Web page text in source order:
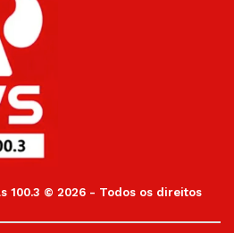
100.3 © 2026 - Todos os direitos